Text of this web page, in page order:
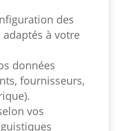
des
à votre
données
fournisseurs,
vos